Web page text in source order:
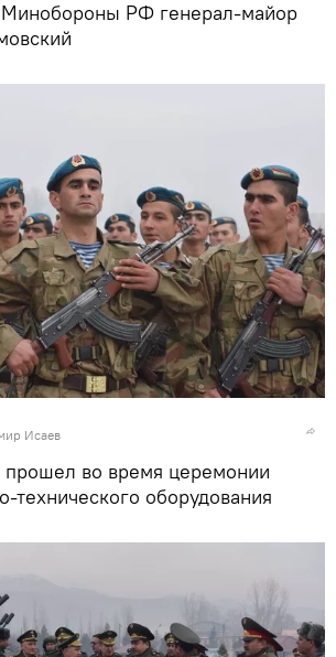
Минобороны РФ генерал-майор
Исаев
прошел во время церемонии
технического оборудования